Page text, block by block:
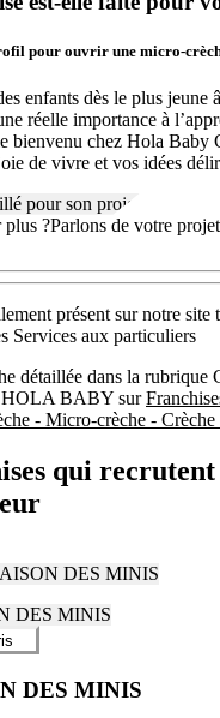
pour ouvrir une micro-
enfants dès le plus jeune
réelle importance à
bienvenu chez Hola Baby
de vivre et vos idées
plus ?Parlons de votre projet
présent sur notre site
Services aux particuliers
détaillée dans la rubrique
HOLA BABY sur
- Micro-crèche - Crèche
qui recrutent
DES MINIS